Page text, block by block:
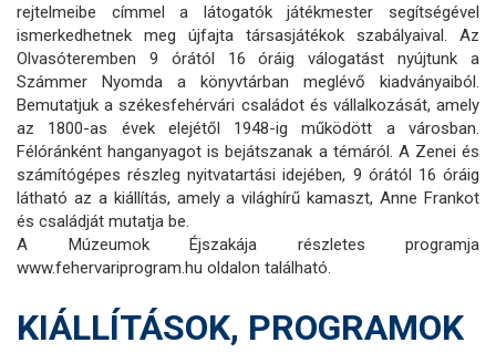
rejtelmeibe címmel a látogatók játékmester segítségével
ismerkedhetnek meg újfajta társasjátékok szabályaival. Az
Olvasóteremben 9 órától 16 óráig válogatást nyújtunk a
Számmer Nyomda a könyvtárban meglévő kiadványaiból.
Bemutatjuk a székesfehérvári családot és vállalkozását, amely
az 1800-as évek elejétől 1948-ig működött a városban.
Félóránként hanganyagot is bejátszanak a témáról. A Zenei és
számítógépes részleg nyitvatartási idejében, 9 órától 16 óráig
látható az a kiállítás, amely a világhírű kamaszt, Anne Frankot
és családját mutatja be.
A Múzeumok Éjszakája részletes programja
www.fehervariprogram.hu oldalon található.
KIÁLLÍTÁSOK, PROGRAMOK